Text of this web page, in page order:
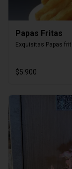
Papas Fritas
Exquisitas Papas
$5.900